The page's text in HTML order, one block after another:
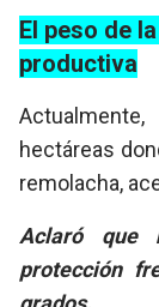
El peso de
productiva
hectáreas
remolacha,
Aclaró que
protección